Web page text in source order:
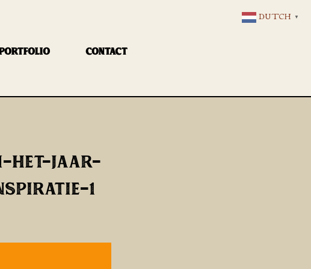
CONTACT
HET-JAAR-
1
DUTCH ▼